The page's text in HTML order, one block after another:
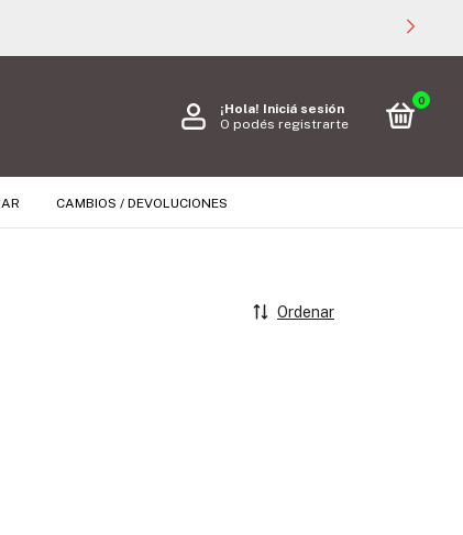
¡Hola! Iniciá sesión
O podés registrarte
0
CAMBIOS / DEVOLUCIONES
Ordenar